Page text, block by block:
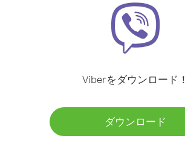
Viberをダウンロード！
ダウンロード